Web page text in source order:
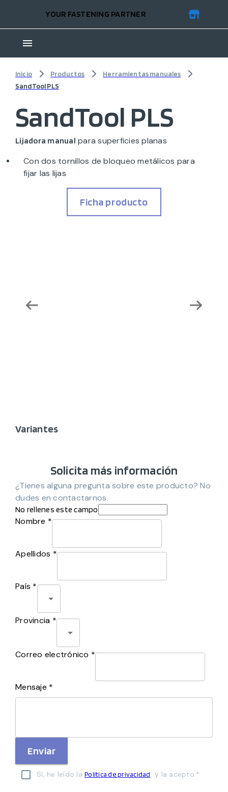
YOUR FASTENING PARTNER
Inicio Productos
Herramientas manuales
SandTool PLS
SandTool PLS
Lijadora manual para superficies planas
Con dos tornillos de bloqueo metálicos para
fijar las lijas
Ficha producto
Variantes
Solicita más información
¿Tienes alguna pregunta sobre este producto? No
dudes en contactarnos.
No rellenes este campo
Nombre *
Apellidos *
País *
Provincia *
Correo electrónico *
Mensaje *
Enviar
Sí, he leído la Política de privacidad y la acepto.*